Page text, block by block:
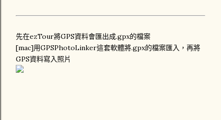
先在ezTour將GPS資料會匯出成.gpx的檔案
[mac]用GPSPhotoLinker這套軟體將.gpx的檔案匯入，再將
GPS資料寫入照片